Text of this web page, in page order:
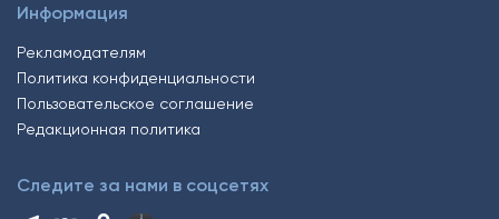
Информация
Рекламодателям
Политика конфиденциальности
Пользовательское соглашение
Редакционная политика
Следите за нами в соцсетях